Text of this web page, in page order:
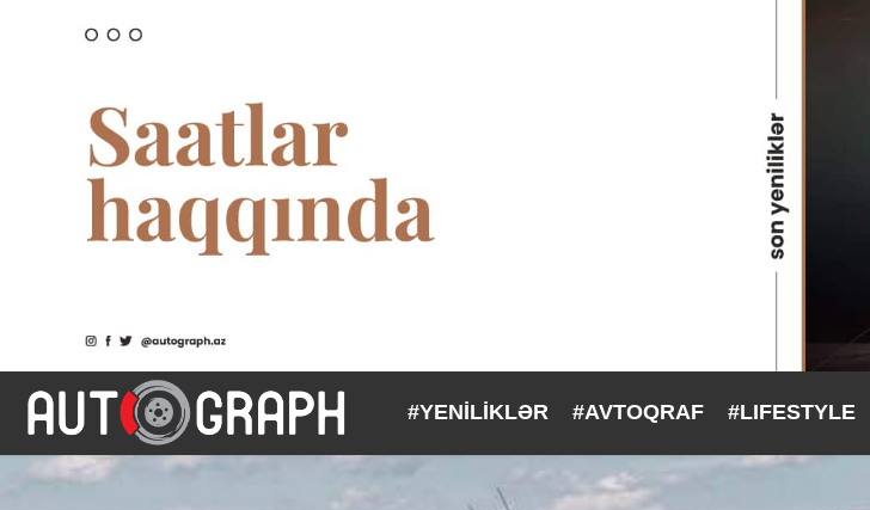
#YENİLİKLƏR #AVTOQRAF #LIFESTYLE